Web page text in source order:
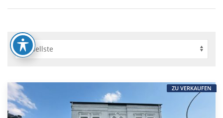
ZU VERKAUFEN